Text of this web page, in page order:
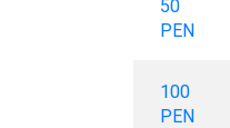
50
PEN
100
PEN